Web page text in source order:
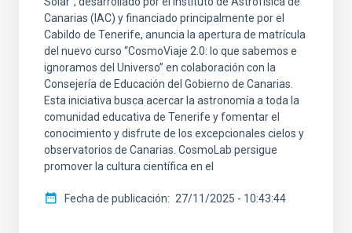
Canarias (IAC) y financiado principalmente por el
Cabildo de Tenerife, anuncia la apertura de matrícula
del nuevo curso “CosmoViaje 2.0: lo que sabemos e
ignoramos del Universo” en colaboración con la
Consejería de Educación del Gobierno de Canarias.
Esta iniciativa busca acercar la astronomía a toda la
comunidad educativa de Tenerife y fomentar el
conocimiento y disfrute de los excepcionales cielos y
observatorios de Canarias. CosmoLab persigue
promover la cultura científica en el
Fecha de publicación 27/11/2025 - 10:43:44